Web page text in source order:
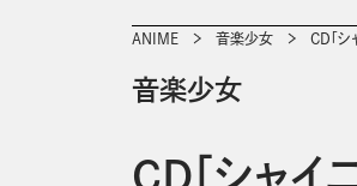
ANIME 音楽少女 CD「シ
音楽少女
CD「シャイ